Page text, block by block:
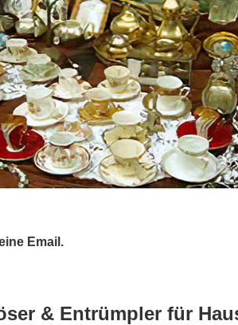
Email.
& Entrümpler für